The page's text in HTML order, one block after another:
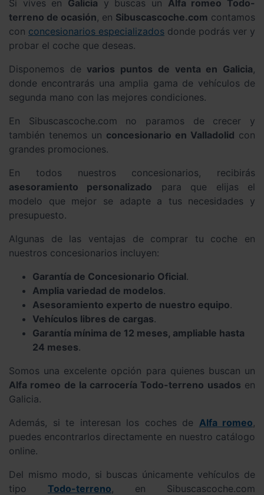
Si vives en Galicia y buscas un Alfa romeo Todo-
terreno de ocasión, en Sibuscascoche.com contamos
con concesionarios especializados donde podrás ver y
probar el coche que deseas.
Disponemos de varios puntos de venta en Galicia,
donde encontrarás una amplia gama de vehículos de
segunda mano con las mejores condiciones.
En Sibuscascoche.com no paramos de crecer y
también tenemos un concesionario en Valladolid con
grandes promociones.
En todos nuestros concesionarios, recibirás
asesoramiento personalizado para que elijas el
modelo que mejor se adapte a tus necesidades y
presupuesto.
Algunas de las ventajas de comprar tu coche en
nuestros concesionarios incluyen:
Garantía de Concesionario Oficial.
Amplia variedad de modelos.
Asesoramiento experto de nuestro equipo.
Vehículos libres de cargas.
Garantía mínima de 12 meses, ampliable hasta
24 meses.
Somos una excelente opción para quienes buscan un
Alfa romeo de la carrocería Todo-terreno usados en
Galicia.
Además, si te interesan los coches de Alfa romeo,
puedes encontrarlos directamente en nuestro catálogo
online.
Del mismo modo, si buscas únicamente vehículos de
tipo Todo-terreno, en Sibuscascoche.com